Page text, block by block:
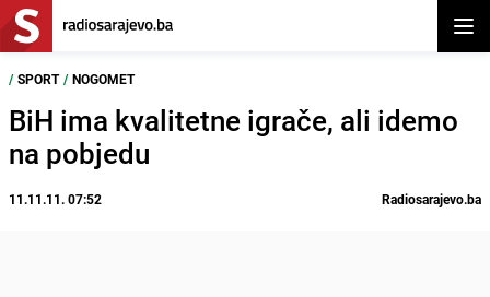
/ SPORT / NOGOMET
BiH ima kvalitetne igrače, ali idemo
na pobjedu
11.11.11. 07:52 Radiosarajevo.ba